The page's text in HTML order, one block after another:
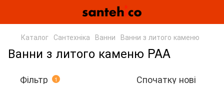
Каталог Сантехніка Ванни Ванни з литого каменю
Ванни з литого каменю PAA
Фільтр 1 Спочатку нові